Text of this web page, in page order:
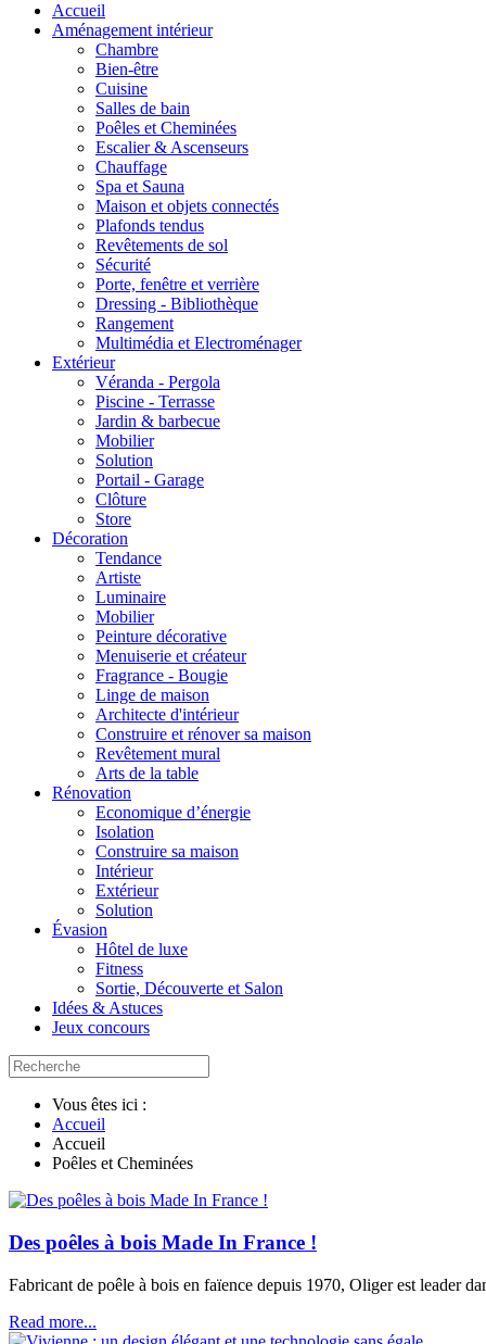
Accueil
Aménagement intérieur
Chambre
Bien-être
Cuisine
Salles de bain
Poêles et Cheminées
Escalier & Ascenseurs
Chauffage
Spa et Sauna
Maison et objets connectés
Plafonds tendus
Revêtements de sol
Sécurité
Porte, fenêtre et verrière
Dressing - Bibliothèque
Rangement
Multimédia et Electroménager
Extérieur
Véranda - Pergola
Piscine - Terrasse
Jardin & barbecue
Mobilier
Solution
Portail - Garage
Clôture
Store
Décoration
Tendance
Artiste
Luminaire
Mobilier
Peinture décorative
Menuiserie et créateur
Fragrance - Bougie
Linge de maison
Architecte d'intérieur
Construire et rénover sa maison
Revêtement mural
Arts de la table
Rénovation
Economique d’énergie
Isolation
Construire sa maison
Intérieur
Extérieur
Solution
Évasion
Hôtel de luxe
Fitness
Sortie, Découverte et Salon
Idées & Astuces
Jeux concours
Vous êtes ici :
Accueil
Accueil
Poêles et Cheminées
Des poêles à bois Made In France !
Fabricant de poêle à bois en faïence depuis 1970, Oliger est leader
Read more...